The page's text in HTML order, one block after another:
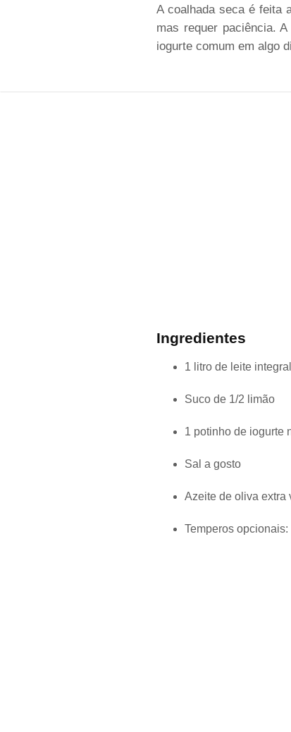
A coalhada seca é feita
mas requer paciência.
iogurte comum em algo
Ingredientes
1 litro de leite
Suco de 1/2 limão
1 potinho de iogurte
Sal a gosto
Azeite de oliva extra
Temperos